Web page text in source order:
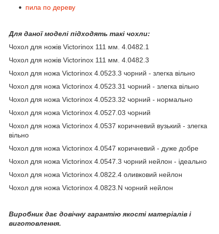
пила по дереву
Для даної моделі підходять такі чохли:
Чохол для ножів Victorinox 111 мм. 4.0482.1
Чохол для ножів Victorinox 111 мм. 4.0482.3
Чохол для ножа Victorinox 4.0523.3 чорний - злегка вільно
Чохол для ножа Victorinox 4.0523.31 чорний - злегка вільно
Чохол для ножа Victorinox 4.0523.32 чорний - нормально
Чохол для ножа Victorinox 4.0527.03 чорний
Чохол для ножа Victorinox 4.0537 коричневий вузький - злегка
вільно
Чохол для ножа Victorinox 4.0547 коричневий - дуже добре
Чохол для ножа Victorinox 4.0547.3 чорний нейлон - ідеально
Чохол для ножа Victorinox 4.0822.4 оливковий нейлон
Чохол для ножа Victorinox 4.0823.N чорний нейлон
Виробник дає довічну гарантію якості матеріалів і
виготовлення.